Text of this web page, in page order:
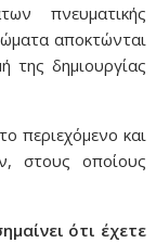
πνευματικής
αποκτώνται
της δημιουργίας
περιεχόμενο και
στους οποίους
ότι έχετε